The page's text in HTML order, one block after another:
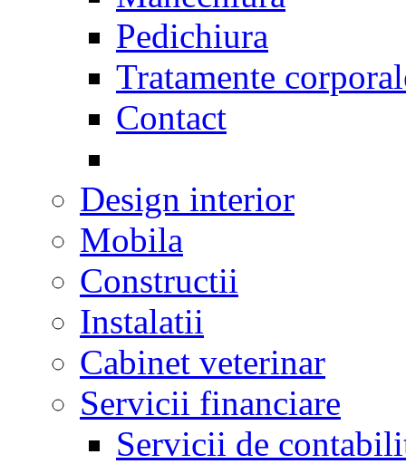
Pedichiura
Tratamente
Contact
Design interior
Mobila
Constructii
Instalatii
Cabinet veterinar
Servicii financiare
Servicii de